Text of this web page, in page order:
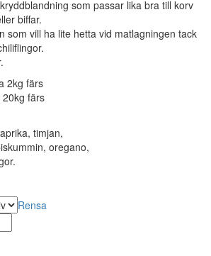
som passar lika bra till korv
biffar.
som vill ha lite hetta vid matlagningen tack
2kg färs
färs
timjan,
oregano,
Rensa